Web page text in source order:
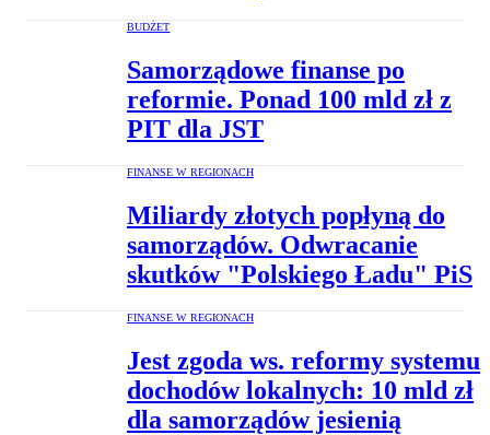
BUDŻET
Samorządowe finanse po
reformie. Ponad 100 mld zł z
PIT dla JST
FINANSE W REGIONACH
Miliardy złotych popłyną do
samorządów. Odwracanie
skutków "Polskiego Ładu" PiS
FINANSE W REGIONACH
Jest zgoda ws. reformy systemu
dochodów lokalnych: 10 mld zł
dla samorządów jesienią